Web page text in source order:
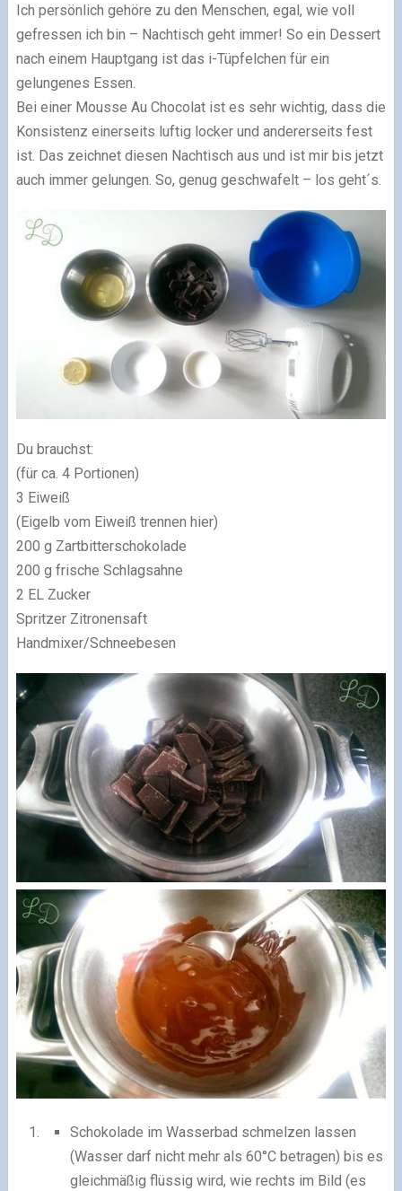
Ich persönlich gehöre zu den Menschen, egal, wie voll
gefressen ich bin – Nachtisch geht immer! So ein Dessert
nach einem Hauptgang ist das i-Tüpfelchen für ein
gelungenes Essen.
Bei einer Mousse Au Chocolat ist es sehr wichtig, dass die
Konsistenz einerseits luftig locker und andererseits fest
ist. Das zeichnet diesen Nachtisch aus und ist mir bis jetzt
auch immer gelungen. So, genug geschwafelt – los geht´s.
Du brauchst:
(für ca. 4 Portionen)
3 Eiweiß
(Eigelb vom Eiweiß trennen hier)
200 g Zartbitterschokolade
200 g frische Schlagsahne
2 EL Zucker
Spritzer Zitronensaft
Handmixer/Schneebesen
Schokolade im Wasserbad schmelzen lassen
(Wasser darf nicht mehr als 60°C betragen) bis es
gleichmäßig flüssig wird, wie rechts im Bild (es